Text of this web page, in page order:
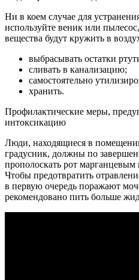
Ни в коем случае для
используйте веник или
вещества будут кружить в
выбрасывать остатки
сливать в канализацию;
самостоятельно
хранить.
Профилактические меры,
интоксикацию
Люди, находящиеся в
градусник, должны по
прополоскать рот
Чтобы предотвратить
в первую очередь поражают
рекомендовано пить больше